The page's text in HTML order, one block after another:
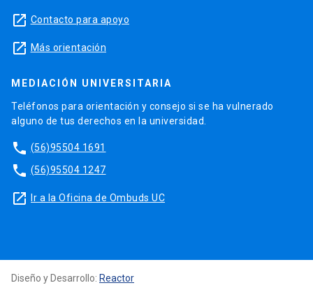
launch Contacto para apoyo
launch Más orientación
MEDIACIÓN UNIVERSITARIA
Teléfonos para orientación y consejo si se ha vulnerado
alguno de tus derechos en la universidad.
phone (56)95504 1691
phone (56)95504 1247
launch Ir a la Oficina de Ombuds UC
Diseño y Desarrollo: Reactor